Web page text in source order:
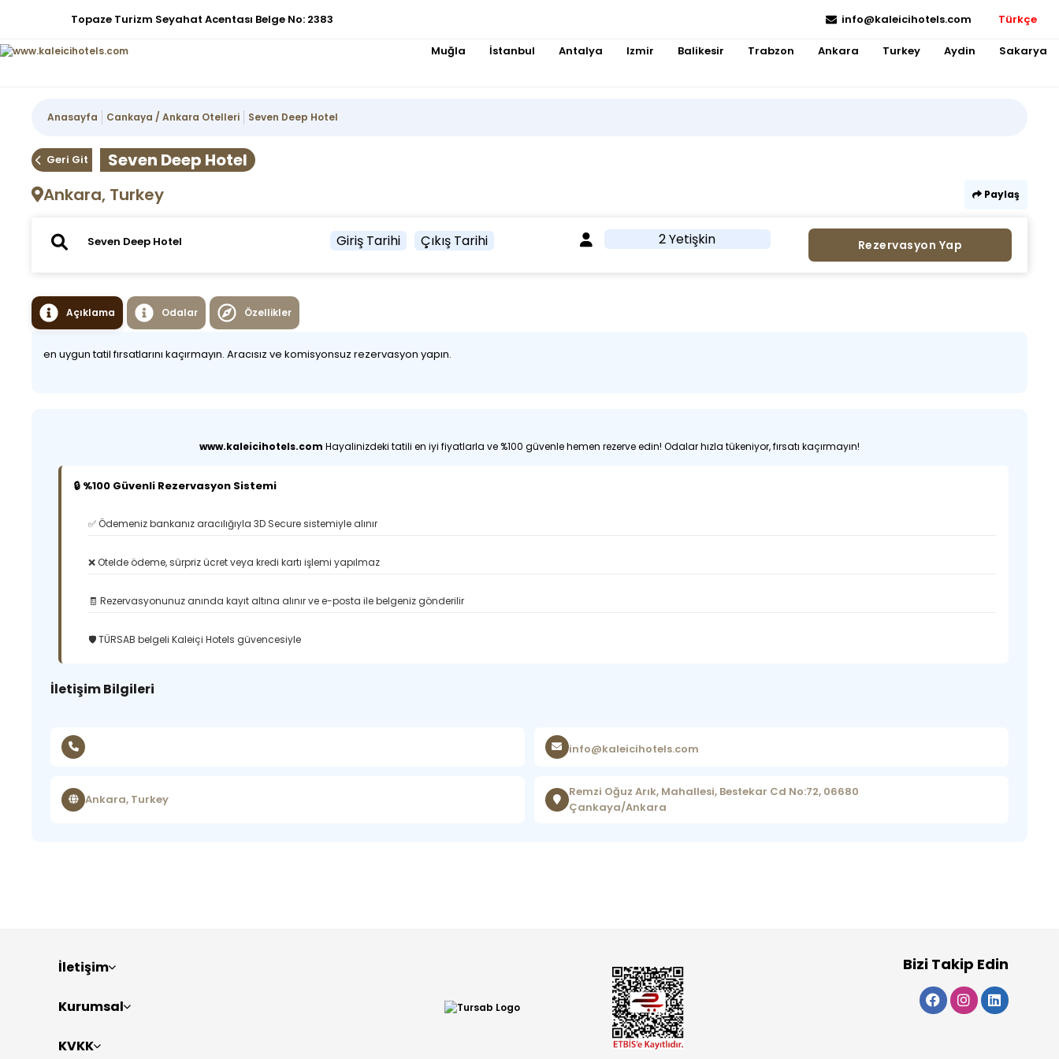
Topaze Turizm Seyahat Acentası Belge No: 2383 info@kaleicihotels.com Türkçe
Muğla İstanbul Antalya Izmir Balikesir Trabzon Ankara Turkey Aydin Sakarya
Anasayfa Cankaya / Ankara Otelleri Seven Deep Hotel
Geri Git
Seven Deep Hotel
Ankara, Turkey
Paylaş
Giriş Tarihi Çıkış Tarihi 2 Yetişkin Rezervasyon Yap
Açıklama Odalar Özellikler
en uygun tatil fırsatlarını kaçırmayın. Aracısız ve komisyonsuz rezervasyon yapın.
www.kaleicihotels.com Hayalinizdeki tatili en iyi fiyatlarla ve %100 güvenle hemen rezerve edin! Odalar hızla tükeniyor, fırsatı kaçırmayın!
🔒 %100 Güvenli Rezervasyon Sistemi
✅ Ödemeniz bankanız aracılığıyla 3D Secure sistemiyle alınır
❌ Otelde ödeme, sürpriz ücret veya kredi kartı işlemi yapılmaz
🧾 Rezervasyonunuz anında kayıt altına alınır ve e-posta ile belgeniz gönderilir
🛡️ TÜRSAB belgeli Kaleiçi Hotels güvencesiyle
İletişim Bilgileri
info@kaleicihotels.com
Ankara, Turkey
Remzi Oğuz Arık, Mahallesi, Bestekar Cd No:72, 06680
Çankaya/Ankara
İletişim
Kurumsal
KVKK
Bizi Takip Edin